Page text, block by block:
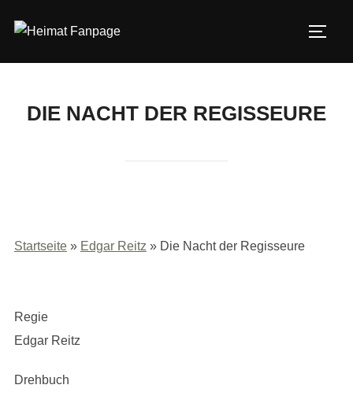
Inhalt
DIE NACHT DER REGISSEURE
Startseite» Edgar Reitz » Die Nacht der Regisseure
Regie
Edgar Reitz
Drehbuch